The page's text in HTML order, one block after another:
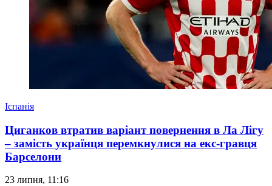
Іспанія
Циганков втратив варіант повернення в Ла Лігу
– замість українця перемкнулися на екс-гравця
Барселони
23 липня, 11:16